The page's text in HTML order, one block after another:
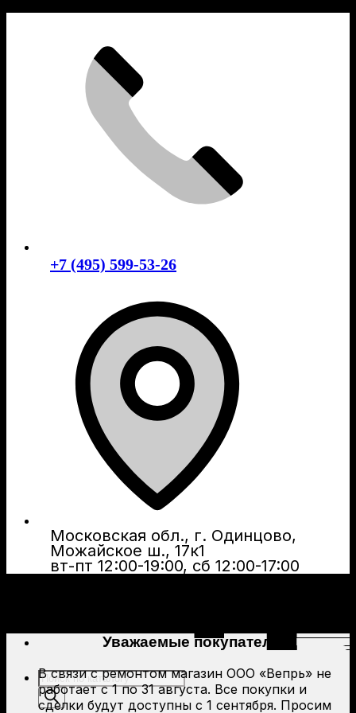
+7 (495) 599-53-26
Московская обл., г. Одинцово,
Можайское ш., 17к1
вт-пт 12:00-19:00, сб 12:00-17:00
Поиск
товаров
Уважаемые покупатели!
В связи с ремонтом магазин ООО «Вепрь» не
работает с 1 по 31 августа. Все покупки и
сделки будут доступны с 1 сентября. Просим